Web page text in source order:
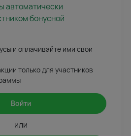
автоматически
бонусной
и оплачивайте ими свои
только для участников
Войти
или